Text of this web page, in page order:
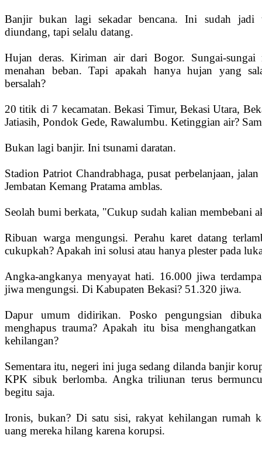
Banjir bukan lagi sekadar bencana. Ini sudah jadi
diundang, tapi selalu datang.
Hujan deras. Kiriman air dari Bogor. Sungai-sungai
menahan beban. Tapi apakah hanya hujan yang
bersalah?
20 titik di 7 kecamatan. Bekasi Timur, Bekasi Utara,
Jatiasih, Pondok Gede, Rawalumbu. Ketinggian air?
Bukan lagi banjir. Ini tsunami daratan.
Stadion Patriot Chandrabhaga, pusat perbelanjaan,
Jembatan Kemang Pratama amblas.
Seolah bumi berkata, "Cukup sudah kalian membebani
Ribuan warga mengungsi. Perahu karet datang
cukupkah? Apakah ini solusi atau hanya plester pada
Angka-angkanya menyayat hati. 16.000 jiwa
jiwa mengungsi. Di Kabupaten Bekasi? 51.320 jiwa.
Dapur umum didirikan. Posko pengungsian
menghapus trauma? Apakah itu bisa
kehilangan?
Sementara itu, negeri ini juga sedang dilanda banjir
KPK sibuk berlomba. Angka triliunan terus
begitu saja.
Ironis, bukan? Di satu sisi, rakyat kehilangan rumah
uang mereka hilang karena korupsi.